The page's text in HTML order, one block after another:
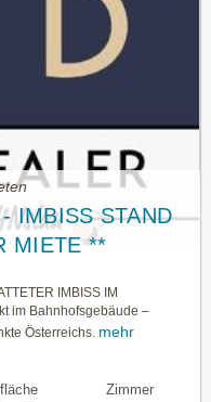
IMBISS STAND
MIETE **
IMBISS IM
im Bahnhofsgebäude –
Österreichs. mehr
Zimmer